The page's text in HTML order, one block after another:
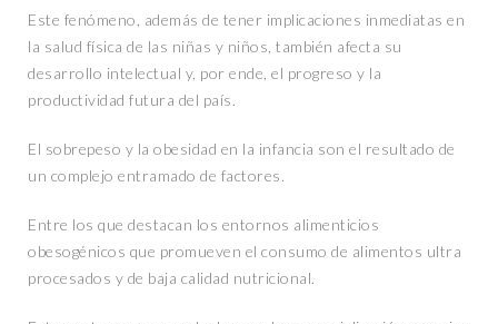
Este fenómeno, además de tener implicaciones inmediatas en
la salud física de las niñas y niños, también afecta su
desarrollo intelectual y, por ende, el progreso y la
productividad futura del país.
El sobrepeso y la obesidad en la infancia son el resultado de
un complejo entramado de factores.
Entre los que destacan los entornos alimenticios
obesogénicos que promueven el consumo de alimentos ultra
procesados y de baja calidad nutricional.